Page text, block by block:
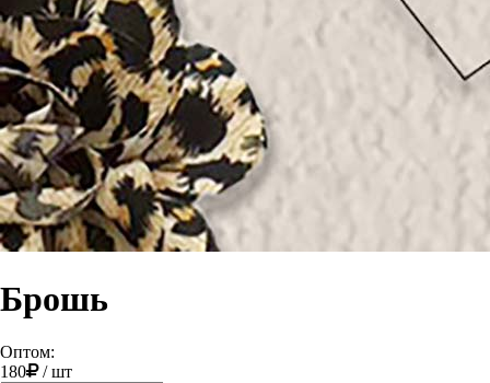
Брошь
Оптом:
180
/шт